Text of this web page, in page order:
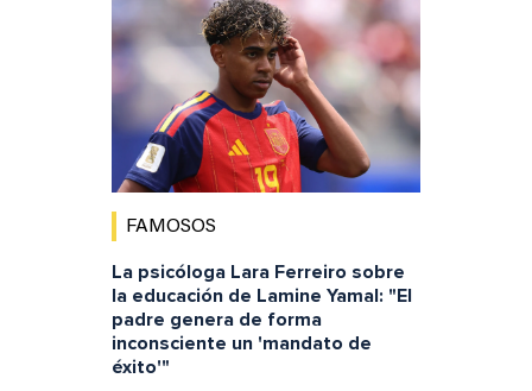
FAMOSOS
La psicóloga Lara Ferreiro sobre
la educación de Lamine Yamal: "El
padre genera de forma
inconsciente un 'mandato de
éxito'"